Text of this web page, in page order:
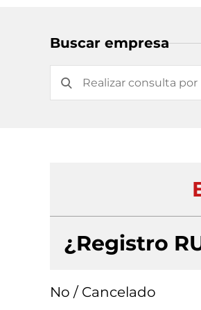
Buscar empresa
¿Registro
No / Cancelado